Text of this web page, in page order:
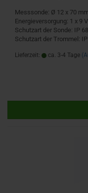
Messsonde: Ø 12 x 70
Energieversorgung: 1 x 9
Schutzart der Sonde: IP
Schutzart der Trommel:
Lieferzeit: ca. 3-4 Tage